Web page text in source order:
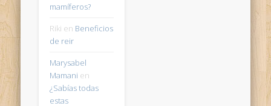
mamíferos?
Riki en Beneficios
de reir
Marysabel
Mamani en
¿Sabías todas
estas